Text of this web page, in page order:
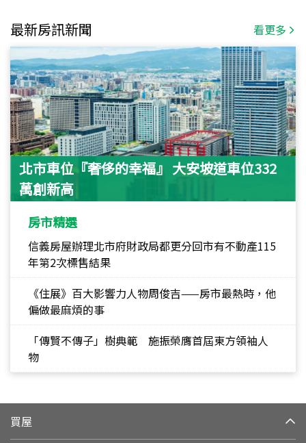
最新房訊新聞 看更多
北市車位『奢侈的幸福』 大安坡道車位332
萬創新高
房市精選
信義房屋辦理北市府財政局都更分回市有不動產115
年第2次標售結果
《住展》百大影響力人物周俊吉——房市最熱時，他
偏做最麻煩的事
「傳賢不傳子」樹典範 施振榮膺首屆東方領袖人
物
買屋